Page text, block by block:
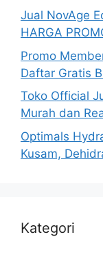
Jual NovAge
HARGA
Promo
Daftar Gratis
Toko Official
Murah dan
Optimals
Kusam,
Kategori